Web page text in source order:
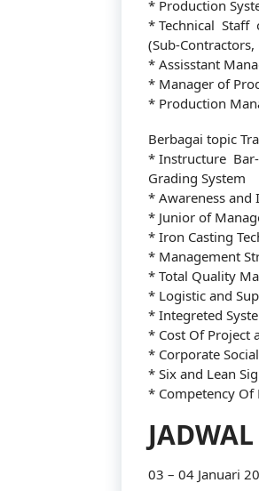
* Production
* Technical Staff
(Sub-
* Assisstant
* Manager of
* Production
Berbagai topic
* Instructure
Grading System
* Awareness and
* Junior of
* Iron Casting
* Management
* Total Quality
* Logistic and
* Integreted
* Cost Of Project
* Corporate
* Six and Lean
* Competency Of
03 – 04 Januari